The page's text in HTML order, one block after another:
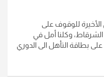
الأخيرة للوقوف على
الشرقاط، وكلنا أمل في
بطاقة التأهل الى الدوري